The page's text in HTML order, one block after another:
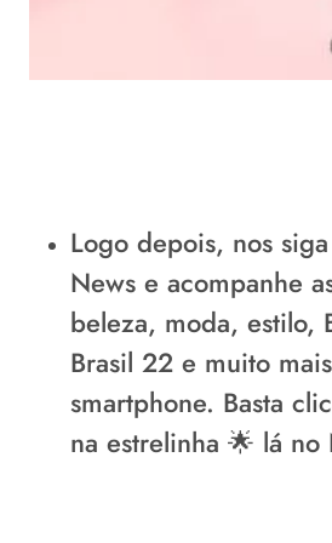
Logo depois, nos
News e acompanhe
beleza, moda, estilo,
Brasil 22 e muito
smartphone. Basta
na estrelinha 🌟 lá no